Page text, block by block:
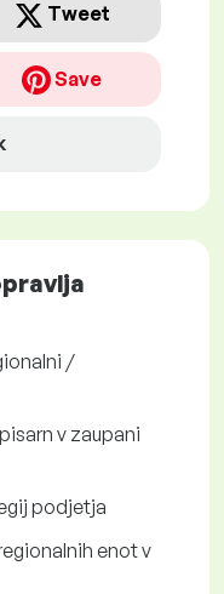
Tweet
Save
/
v zaupani
podjetja
enot v